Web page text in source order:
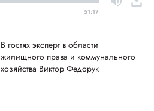
51:17
В гостях эксперт в области
жилищного права и коммунального
хозяйства Виктор Федорук